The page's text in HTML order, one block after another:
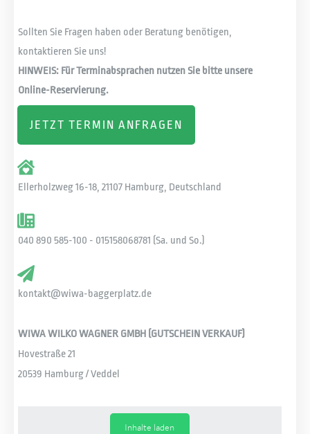
Sollten Sie Fragen haben oder Beratung benötigen,
kontaktieren Sie uns!
HINWEIS: Für Terminabsprachen nutzen Sie bitte unsere
Online-Reservierung.
JETZT TERMIN ANFRAGEN
Ellerholzweg 16-18, 21107 Hamburg, Deutschland
040 890 585-100 - 015158068781 (Sa. und So.)
kontakt@wiwa-baggerplatz.de
WIWA WILKO WAGNER GMBH (GUTSCHEIN VERKAUF)
Hovestraße 21
20539 Hamburg / Veddel
Inhalte laden